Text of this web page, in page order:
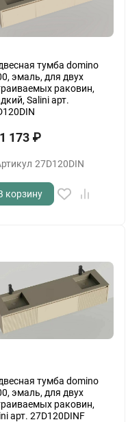
тумба domino
эмаль, для двух
раковин,
Salini арт.
173 ₽
27D120DIN
корзину
тумба domino
эмаль, для двух
раковин,
арт. 27D120DINF